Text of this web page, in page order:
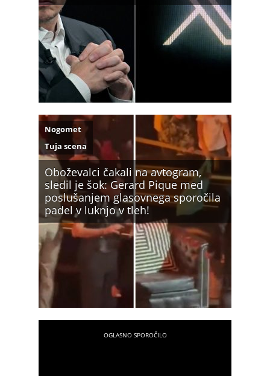
Oboževalci čakali na avtogram,
sledil je šok: Gerard Pique med
poslušanjem glasovnega sporočila
padel v luknjo v tleh!
Nogomet
Tuja scena